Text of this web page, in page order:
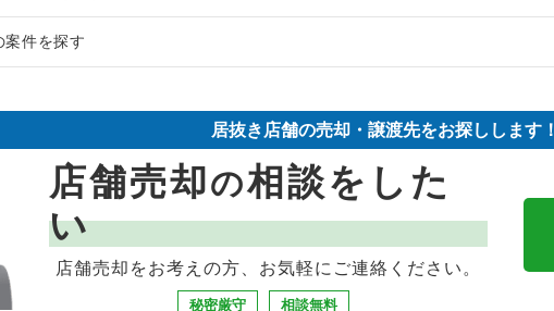
居抜き売却物件の案件一覧
の居抜き売却物件の案件一覧
の居抜き売却物件の案件一覧
居抜き売却物件の案件一覧
の居抜き売却物件の案件一覧
メンの居抜き売却物件の案件一覧
リア料理の居抜き売却物件の案件一覧
の居抜き売却物件の案件一覧
うどんの居抜き売却物件の案件一覧
の居抜き売却物件の案件一覧
案件を探す
ス料理の居抜き売却物件の案件一覧
ア料理の居抜き売却物件の案件一覧
抜き売却物件の案件一覧
うどんの居抜き売却物件の案件一覧
居抜き店舗の売却・譲渡先をお探しします！
店舗売却の相談をした
い
店舗売却をお考えの方、お気軽にご連絡ください。
秘密厳守 相談無料